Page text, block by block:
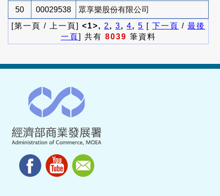
50 00029538
眾享樂股份有限公司
[第一頁 / 上一頁] <1>, 2 , 3, 4, 5 [ 下一頁 / 最後
一頁] 共有 8039 筆資料